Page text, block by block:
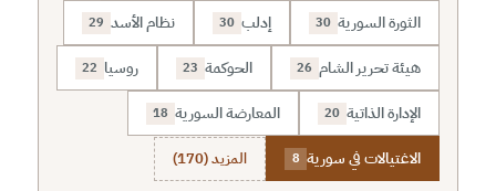
الثورة السورية 30 إدلب 30 نظام الأسد 29
هيئة تحرير الشام 26 الحوكمة 23 روسيا 22
الإدارة الذاتية 20 المعارضة السورية 18
الاغتيالات في سورية 8 المزيد (170)